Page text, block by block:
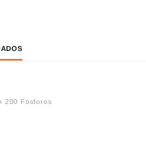
200 Fósforos